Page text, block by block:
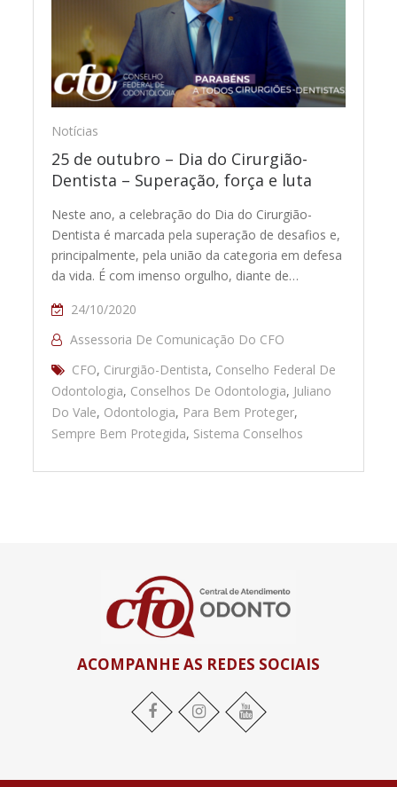
Notícias
25 de outubro – Dia do Cirurgião-
Dentista – Superação, força e luta
Neste ano, a celebração do Dia do Cirurgião-
Dentista é marcada pela superação de desafios e,
principalmente, pela união da categoria em defesa
da vida. É com imenso orgulho, diante de…
24/10/2020
Assessoria De Comunicação Do CFO
CFO, Cirurgião-Dentista, Conselho Federal De
Odontologia, Conselhos De Odontologia, Juliano
Do Vale, Odontologia, Para Bem Proteger,
Sempre Bem Protegida, Sistema Conselhos
ACOMPANHE AS REDES SOCIAIS
Facebook Instagram YouTube